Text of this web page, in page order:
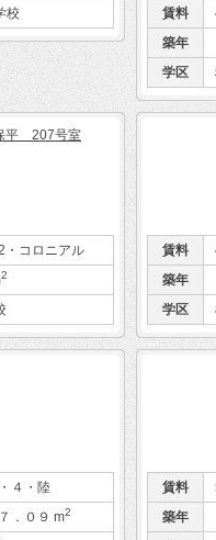
校 賃料
築年
学区
平 207号室
・コロニアル
2
賃料
築年
学区
４・陸
．０９ m2
賃料
築年